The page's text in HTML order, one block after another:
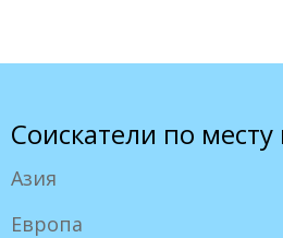
Соискатели по
Азия
Европа